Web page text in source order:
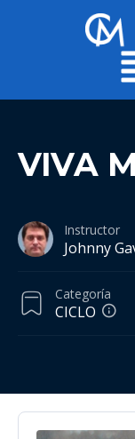
VIVA
Instructor
Johnny
Categoría
CICLO